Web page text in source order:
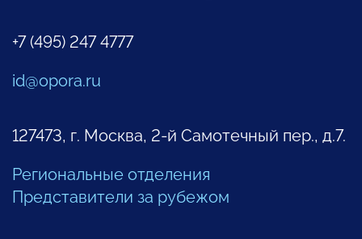
+7 (495) 247 4777
id@opora.ru
127473, г. Москва, 2-й Самотечный пер., д.7.
Региональные отделения
Представители за рубежом